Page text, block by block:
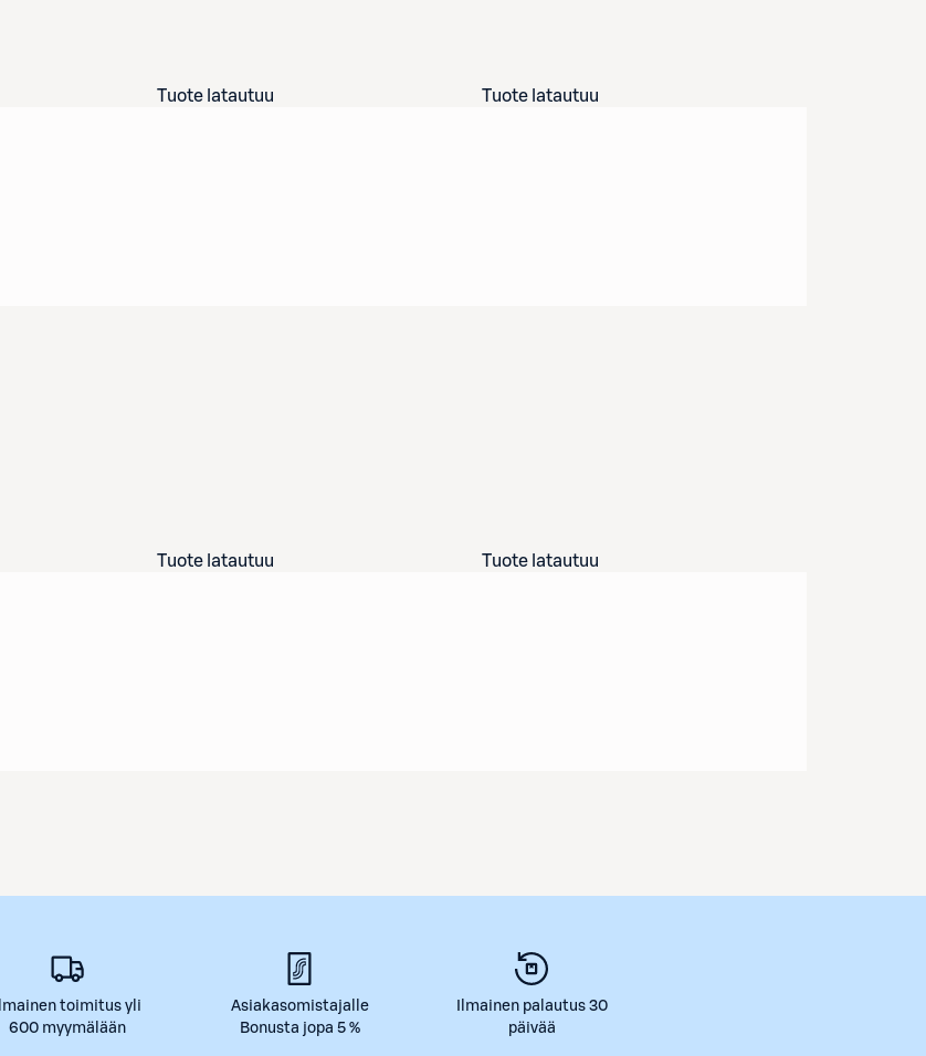
Tuote latautuu Tuote latautuu
Tuote latautuu Tuote latautuu
Ilmainen toimitus yli
600 myymälään
Asiakasomistajalle
Bonusta jopa 5 %
Ilmainen palautus 30
päivää